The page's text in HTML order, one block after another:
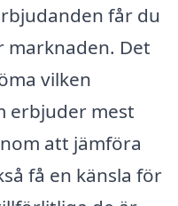
får du
marknaden. Det
vilken
erbjuder mest
att jämföra
få en känsla för